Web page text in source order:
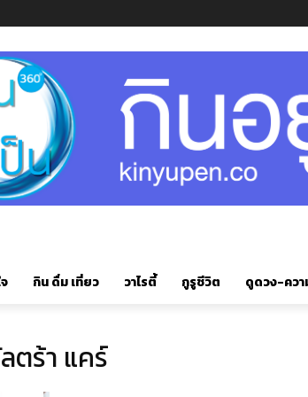
กิน ดื่ม เที่ยว วาไรตี้ กูรูชีวิต ดูดวง-ควา
ตร้า แคร์